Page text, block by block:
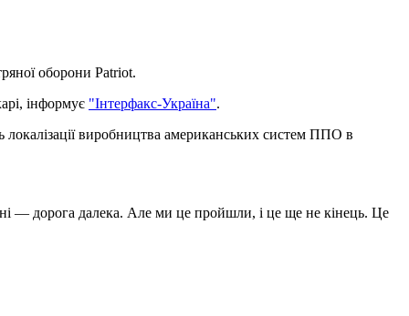
оборони Patriot.
інформує "Інтерфакс-Україна".
виробництва американських систем ППО в
— дорога далека. Але ми це пройшли, і це ще не кінець. Це